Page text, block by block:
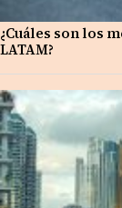
¿Cuáles son los
LATAM?